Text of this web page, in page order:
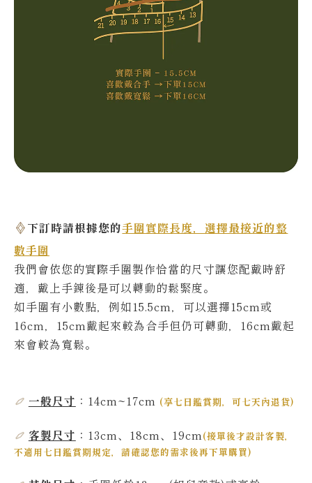
下訂時請根據您的手圍實際長度，選擇最接近的整
數手圍
我們會依您的實際手圍製作恰當的尺寸讓您配戴時舒
適，戴上手鍊後是可以轉動的鬆緊度。
如手圍有小數點，例如15.5cm，可以選擇15cm或
16cm，15cm戴起來較為合手但仍可轉動，16cm戴起
來會較為寬鬆。
一般尺寸 ：14cm~17cm (享七日鑑賞期，可七天內退貨)
客製尺寸 ：13cm、18cm、19cm(接單後才設計客製，
不適用七日鑑賞期規定，請確認您的需求後再下單購買)